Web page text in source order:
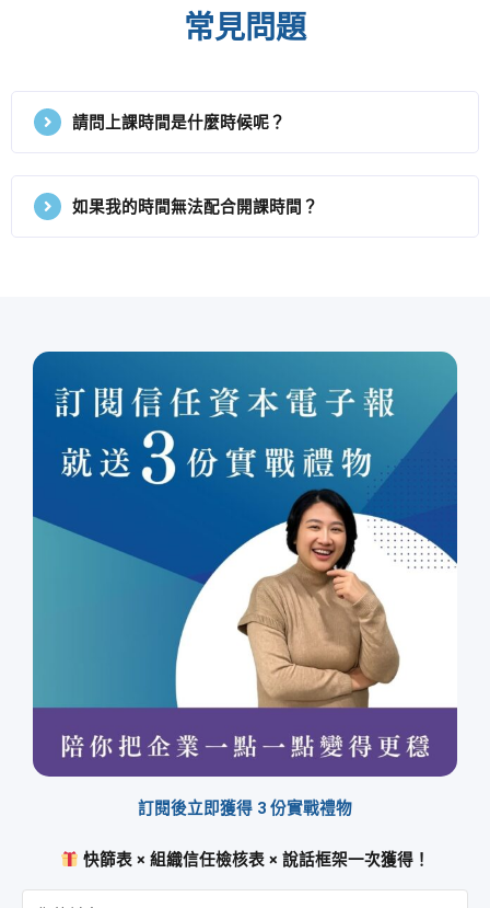
常見問題
請問上課時間是什麼時候呢？
如果我的時間無法配合開課時間？
訂閱後立即獲得 3 份實戰禮物
快篩表 × 組織信任檢核表 × 說話框架一次獲得！